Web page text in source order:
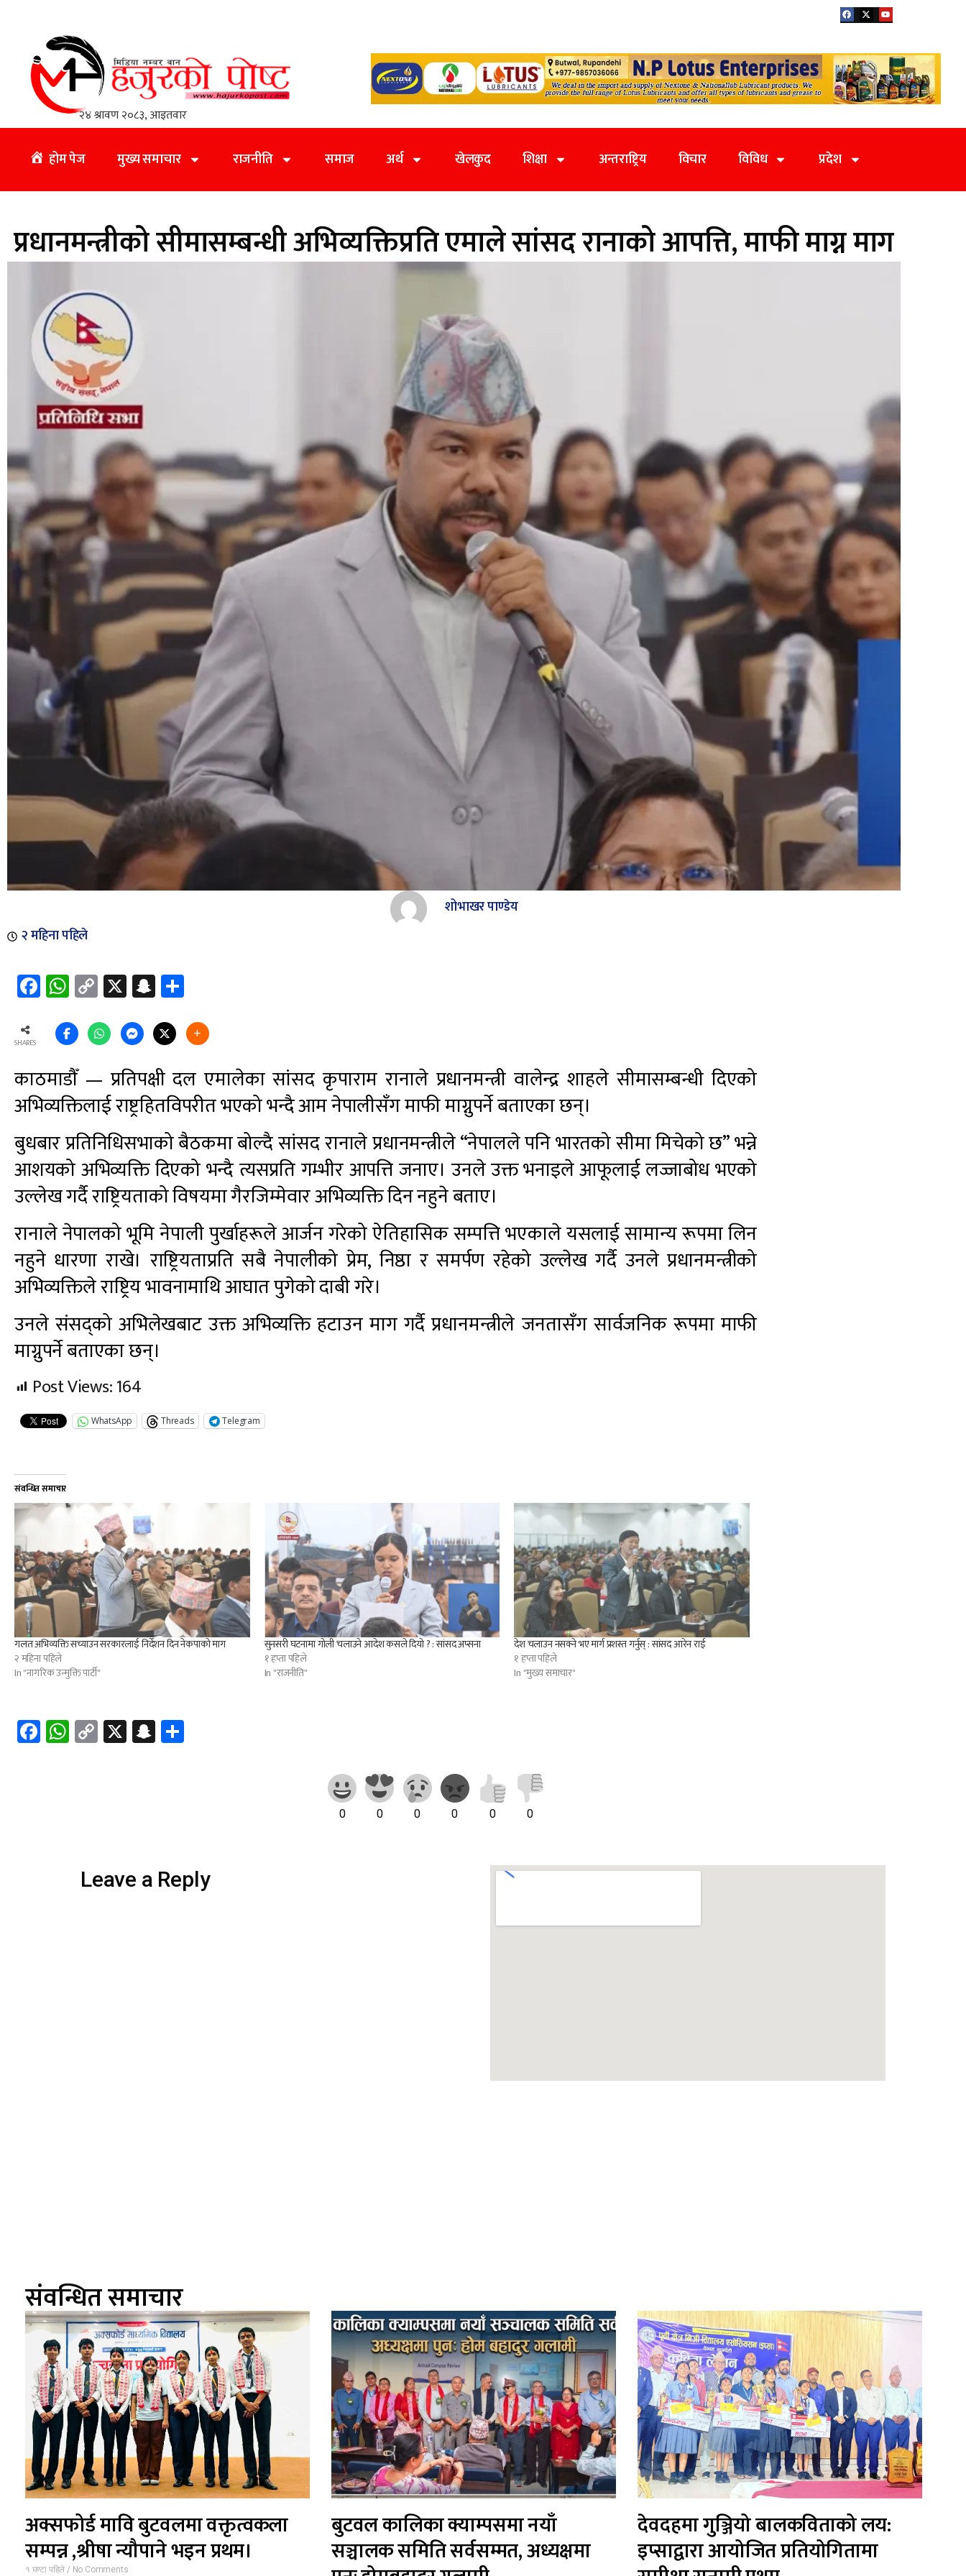
होम पेज मुख्य समाचार राजनीति समाज अर्थ खेलकुद शिक्षा अन्तराष्ट्रिय विचार विविध प्रदेश
प्रधानमन्त्रीको सीमासम्बन्धी अभिव्यक्तिप्रति एमाले सांसद रानाको आपत्ति, माफी माग्न माग
शोभाखर पाण्डेय
२ महिना पहिले
Facebook
WhatsApp
Copy
Link
X Snapchat
SHARES
काठमाडौँ — प्रतिपक्षी दल एमालेका सांसद कृपाराम रानाले प्रधानमन्त्री वालेन्द्र शाहले सीमासम्बन्धी दिएको
अभिव्यक्तिलाई राष्ट्रहितविपरीत भएको भन्दै आम नेपालीसँग माफी माग्नुपर्ने बताएका छन्।
बुधबार प्रतिनिधिसभाको बैठकमा बोल्दै सांसद रानाले प्रधानमन्त्रीले “नेपालले पनि भारतको सीमा मिचेको छ” भन्ने
आशयको अभिव्यक्ति दिएको भन्दै त्यसप्रति गम्भीर आपत्ति जनाए। उनले उक्त भनाइले आफूलाई लज्जाबोध भएको
उल्लेख गर्दै राष्ट्रियताको विषयमा गैरजिम्मेवार अभिव्यक्ति दिन नहुने बताए।
रानाले नेपालको भूमि नेपाली पुर्खाहरूले आर्जन गरेको ऐतिहासिक सम्पत्ति भएकाले यसलाई सामान्य रूपमा लिन
नहुने धारणा राखे। राष्ट्रियताप्रति सबै नेपालीको प्रेम, निष्ठा र समर्पण रहेको उल्लेख गर्दै उनले प्रधानमन्त्रीको
अभिव्यक्तिले राष्ट्रिय भावनामाथि आघात पुगेको दाबी गरे।
उनले संसद्को अभिलेखबाट उक्त अभिव्यक्ति हटाउन माग गर्दै प्रधानमन्त्रीले जनतासँग सार्वजनिक रूपमा माफी
माग्नुपर्ने बताएका छन्।
Post Views:164
WhatsApp Threads Telegram
संवन्धित समाचार
गलत अभिव्यक्ति सच्याउन सरकारलाई निर्देशन दिन नेकपाको माग
२ महिना पहिले
In "नागरिक उन्मुक्ति पार्टी"
सुनसरी घटनामा गोली चलाउने आदेश कसले दियो ? : सांसद अप्सना
१ हप्ता पहिले
In "राजनीति"
देश चलाउन नसक्ने भए मार्ग प्रशस्त गर्नुस् : सांसद आरेन राई
१ हप्ता पहिले
In "मुख्य समाचार"
Facebook
WhatsApp
Copy
Link
X Snapchat
0 0 0 0 0 0
Leave a Reply
संवन्धित समाचार
अक्सफोर्ड मावि बुटवलमा वक्तृत्वकला
सम्पन्न ,श्रीषा न्यौपाने भइन प्रथम।
१ घण्टा पहिले No Comments
बुटवल कालिका क्याम्पसमा नयाँ
सञ्चालक समिति सर्वसम्मत, अध्यक्षमा
देवदहमा गुञ्जियो बालकविताको लय:
इप्साद्वारा आयोजित प्रतियोगितामा